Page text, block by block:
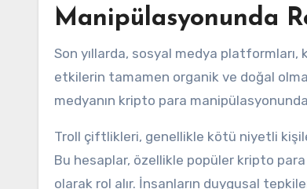
Manipülasyonunda
Son yıllarda, sosyal medya
etkilerin tamamen organik ve doğal
medyanın kripto para
Troll çiftlikleri, genellikle kötü niyetli
Bu hesaplar, özellikle popüler kripto
olarak rol alır. İnsanların duygusal